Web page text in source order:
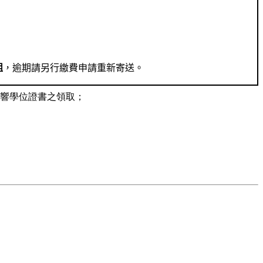
，逾期請另行繳費申請重新寄送。
學位證書之領取；